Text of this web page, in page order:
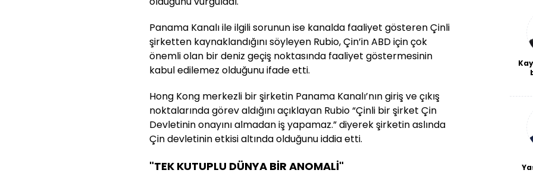
Panama Kanalı ile ilgili sorunun ise kanalda faaliyet gösteren Çinli
şirketten kaynaklandığını söyleyen Rubio, Çin’in ABD için çok
önemli olan bir deniz geçiş noktasında faaliyet göstermesinin
kabul edilemez olduğunu ifade etti.
Hong Kong merkezli bir şirketin Panama Kanalı’nın giriş ve çıkış
noktalarında görev aldığını açıklayan Rubio “Çinli bir şirket Çin
Devletinin onayını almadan iş yapamaz.” diyerek şirketin aslında
Çin devletinin etkisi altında olduğunu iddia etti.
"TEK KUTUPLU DÜNYA BİR ANOMALİ"